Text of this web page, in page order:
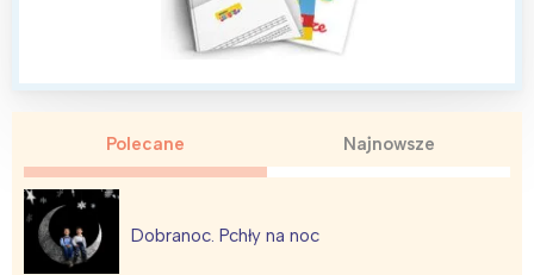
Polecane Najnowsze
Dobranoc. Pchły na noc